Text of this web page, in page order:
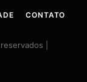
CONTATO
|